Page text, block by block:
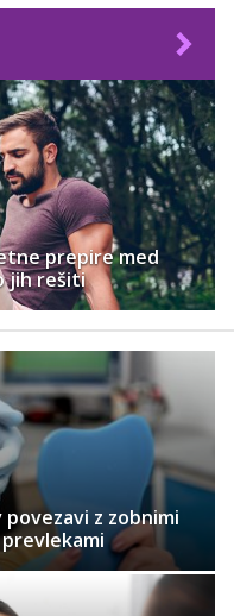
prepire med
jih rešiti
z zobnimi